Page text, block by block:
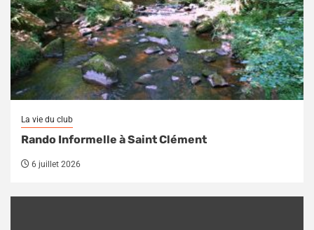
La vie du club
Rando Informelle à Saint Clément
6 juillet 2026